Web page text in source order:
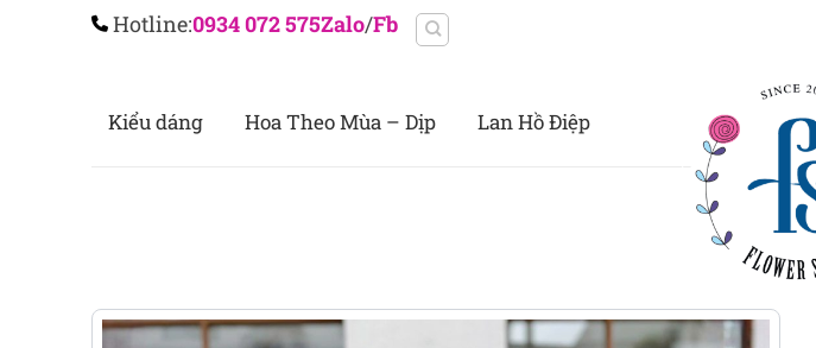
Hotline:0934 072 575Zalo/Fb
Kiểu dáng Hoa Theo Mùa – Dịp Lan Hồ Điệp